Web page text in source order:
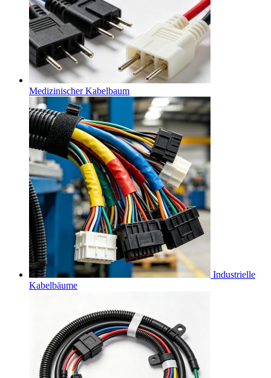
Medizinischer Kabelbaum
Industrielle
Kabelbäume